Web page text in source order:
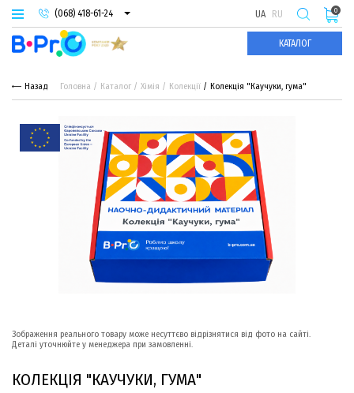
(068) 418-61-24
(093) 974-66-94
(095) 987-29-55
UA RU
КАТАЛОГ
0
Назад Головна Каталог Хімія Колекції Колекція "Каучуки, гума"
Зображення реального товару може несуттєво відрізнятися від фото на сайті.
Деталі уточнюйте у менеджера при замовленні.
КОЛЕКЦІЯ "КАУЧУКИ, ГУМА"